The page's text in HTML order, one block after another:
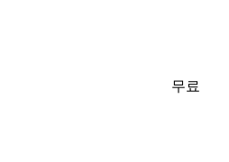
무료